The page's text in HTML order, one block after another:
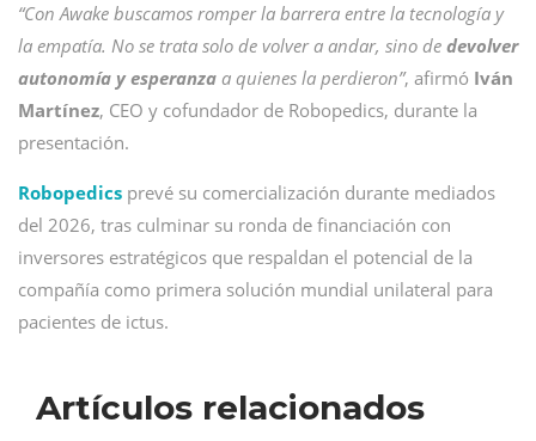
“Con Awake buscamos romper la barrera entre la tecnología y
la empatía. No se trata solo de volver a andar, sino de devolver
autonomía y esperanza a quienes la perdieron”, afirmó Iván
Martínez, CEO y cofundador de Robopedics, durante la
presentación.
Robopedics prevé su comercialización durante mediados
del 2026, tras culminar su ronda de financiación con
inversores estratégicos que respaldan el potencial de la
compañía como primera solución mundial unilateral para
pacientes de ictus.
Artículos relacionados